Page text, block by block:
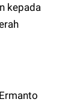
kepada